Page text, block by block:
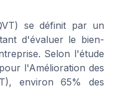
se définit par un
d'évaluer le bien-
Selon l'étude
l'Amélioration des
environ 65% des